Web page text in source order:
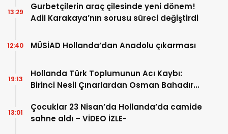
Gurbetçilerin araç çilesinde yeni dönem!
Adil Karakaya’nın sorusu süreci değiştirdi
13:29
MÜSİAD Hollanda’dan Anadolu çıkarması
12:40
Hollanda Türk Toplumunun Acı Kaybı:
Birinci Nesil Çınarlardan Osman Bahadır
19:13
Çocuklar 23 Nisan’da Hollanda’da camide
sahne aldı – VİDEO İZLE-
13:01